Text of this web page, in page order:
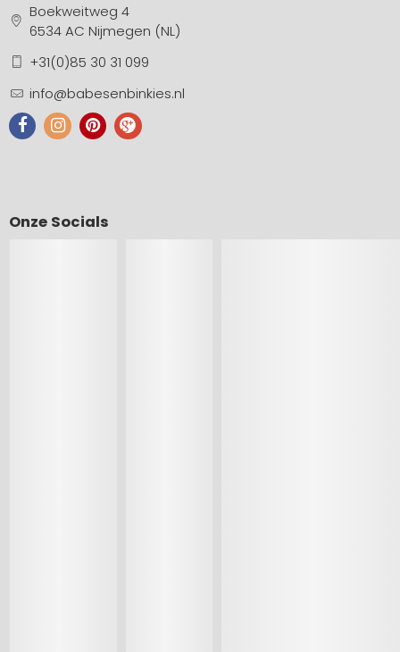
Boekweitweg 4
6534 AC Nijmegen (NL)
+31(0)85 30 31 099
info@babesenbinkies.nl
Onze Socials